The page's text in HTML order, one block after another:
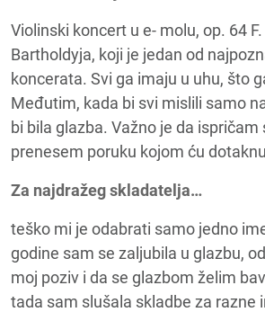
Violinski koncert u e- molu, op. 64
Bartholdyja, koji je jedan od
koncerata. Svi ga imaju u uhu, što
Međutim, kada bi svi mislili samo
bi bila glazba. Važno je da ispričam
prenesem poruku kojom ću
Za najdražeg skladatelja…
teško mi je odabrati samo jedno
godine sam se zaljubila u glazbu,
moj poziv i da se glazbom želim
tada sam slušala skladbe za razne